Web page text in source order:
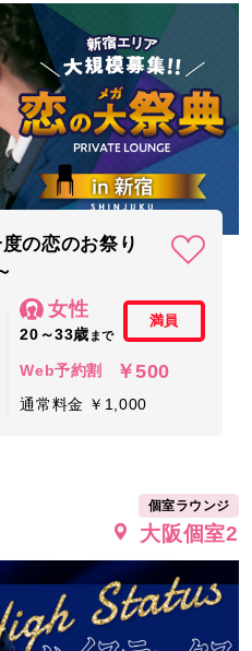
の恋のお祭り
女性
20～33歳 まで
満員
Web予約割 ￥500
通常料金 ￥1,000
個室ラウンジ
大阪個室2